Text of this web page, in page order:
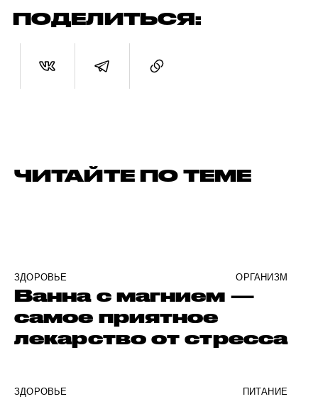
ПОДЕЛИТЬСЯ:
ЧИТАЙТЕ ПО ТЕМЕ
ЗДОРОВЬЕ ОРГАНИЗМ
Ванна с магнием —
самое приятное
лекарство от стресса
ЗДОРОВЬЕ ПИТАНИЕ